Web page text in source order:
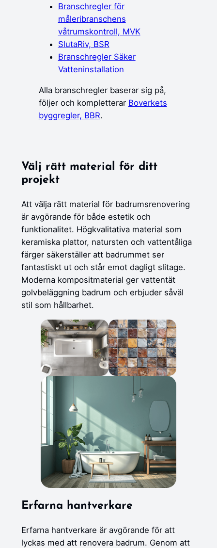
Branschregler för
måleribranschens
våtrumskontroll, MVK
SlutaRiv, BSR
Branschregler Säker
Vatteninstallation
Alla branschregler baserar sig på,
följer och kompletterar Boverkets
byggregler, BBR.
Välj rätt material för ditt
projekt
Att välja rätt material för badrumsrenovering
är avgörande för både estetik och
funktionalitet. Högkvalitativa material som
keramiska plattor, natursten och vattentåliga
färger säkerställer att badrummet ser
fantastiskt ut och står emot dagligt slitage.
Moderna kompositmaterial ger vattentät
golvbeläggning badrum och erbjuder såväl
stil som hållbarhet.
Erfarna hantverkare
Erfarna hantverkare är avgörande för att
lyckas med att renovera badrum. Genom att